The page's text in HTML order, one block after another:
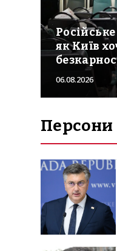
як Київ
06.08.2026
Персони